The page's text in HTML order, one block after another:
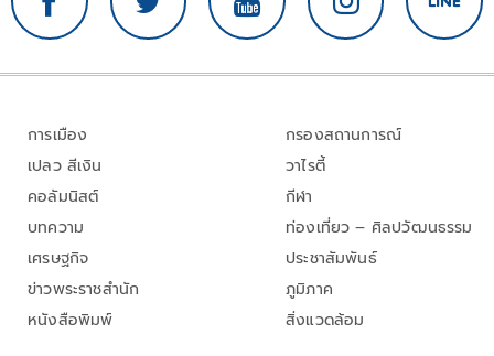
การเมือง
เปลว สีเงิน
คอลัมนิสต์
บทความ
เศรษฐกิจ
ข่าวพระราชสำนัก
หนังสือพิมพ์
กรองสถานการณ์
วาไรตี้
กีฬา
ท่องเที่ยว – ศิลปวัฒนธรรม
ประชาสัมพันธ์
ภูมิภาค
สิ่งแวดล้อม